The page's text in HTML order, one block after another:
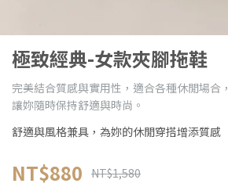
極致經典-女款夾腳拖鞋
完美結合質感與實用性，適合各種休閒場合，
讓妳隨時保持舒適與時尚。
舒適與風格兼具，為妳的休閒穿搭增添質感
NT$880 NT$1,580